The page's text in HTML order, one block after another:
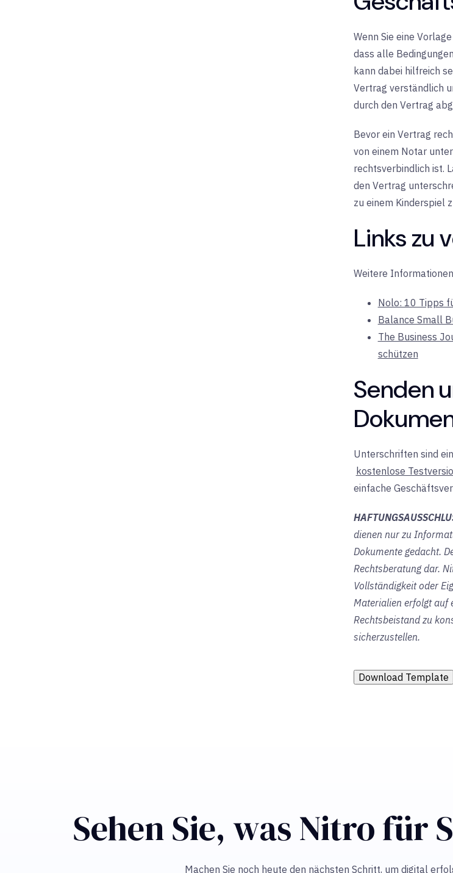
Wenn Sie eine
dass alle
kann dabei hilfreich
Vertrag verständlich
durch den Vertrag
Bevor ein Vertrag
von einem Notar
rechtsverbindlich ist.
den Vertrag
zu einem Kinderspiel
Links zu
Weitere
Nolo: 10 Tipps
Balance Small
The Business
schützen
Senden
Unterschriften sind
kostenlose
einfache
dienen nur zu
Dokumente gedacht.
Rechtsberatung dar.
Vollständigkeit oder
Materialien erfolgt auf
Rechtsbeistand zu
sicherzustellen.
Download Template
Sehen Sie, was Nitro für
Machen Sie noch heute den nächsten Schritt, um digital